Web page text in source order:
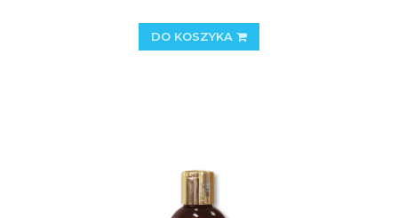
DO KOSZYKA